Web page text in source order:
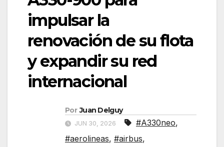
impulsar la
renovación de su flota
y expandir su red
internacional
Por Juan Delguy
JUN 30, 2026 #A330neo,
#aerolineas, #airbus,